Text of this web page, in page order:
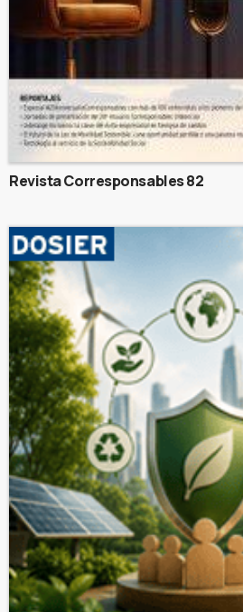
Revista Corresponsables 82